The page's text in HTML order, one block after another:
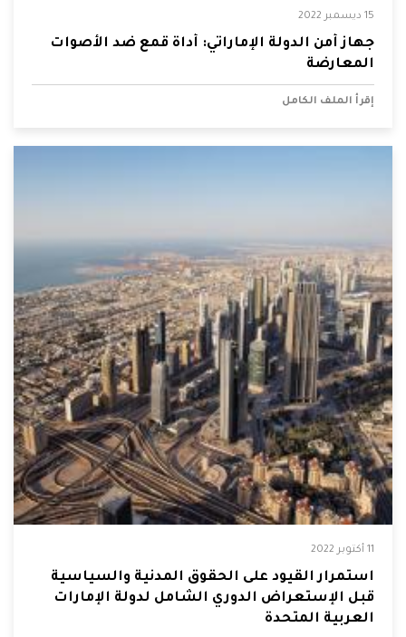
15 ديسمبر 2022
جهاز أمن الدولة الإماراتي: أداة قمع ضد الأصوات
المعارضة
إقرأ الملف الكامل
11 أكتوبر 2022
استمرار القيود على الحقوق المدنية والسياسية
قبل الإستعراض الدوري الشامل لدولة الإمارات
العربية المتحدة